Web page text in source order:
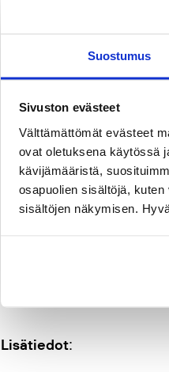
Suostumus
Sivuston evästeet
Välttämättömät evästeet
ovat oletuksena käytössä
kävijämääristä,
osapuolien sisältöjä,
sisältöjen näkymisen.
Suuri Journalistipalkinto
Vuonna 2019 julkaistun
Kansanvalistusseura
kulttuuriministeriön
Sivuston kirjoittajat ovat
Kuvassa osa
Lisätiedot: